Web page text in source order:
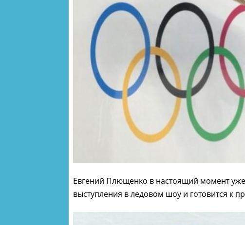
Евгений Плющенко в настоящий момент
выступления в ледовом шоу и готовится к